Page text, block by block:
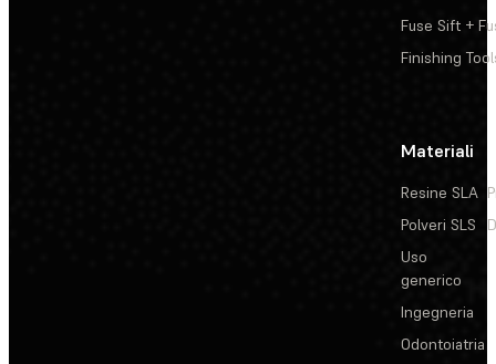
Fuse Sift +
Finishing
Materiali
Resine SLA
Polveri SLS
Uso
generico
Ingegneria
Odontoiatria